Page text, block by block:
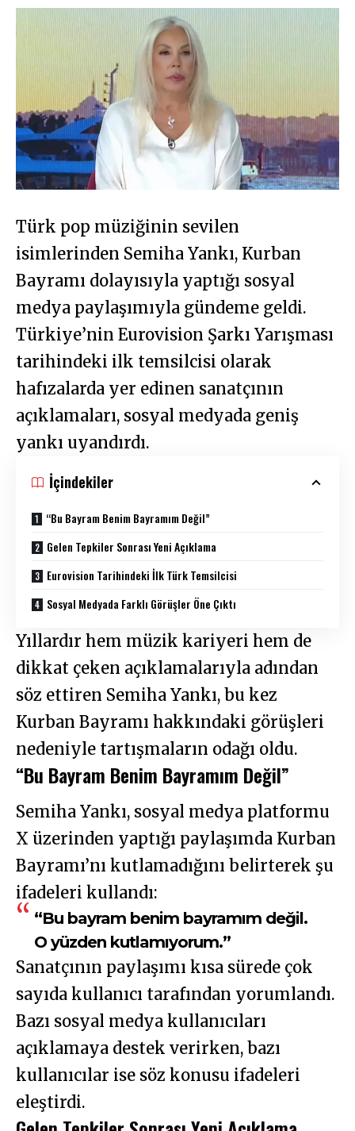
Türk pop müziğinin sevilen
isimlerinden Semiha Yankı, Kurban
Bayramı dolayısıyla yaptığı sosyal
medya paylaşımıyla gündeme geldi.
Türkiye’nin Eurovision Şarkı Yarışması
tarihindeki ilk temsilcisi olarak
hafızalarda yer edinen sanatçının
açıklamaları, sosyal medyada geniş
yankı uyandırdı.
İçindekiler
“Bu Bayram Benim Bayramım Değil”
Gelen Tepkiler Sonrası Yeni Açıklama
Eurovision Tarihindeki İlk Türk Temsilcisi
Sosyal Medyada Farklı Görüşler Öne Çıktı
Yıllardır hem müzik kariyeri hem de
dikkat çeken açıklamalarıyla adından
söz ettiren Semiha Yankı, bu kez
Kurban Bayramı hakkındaki görüşleri
nedeniyle tartışmaların odağı oldu.
“Bu Bayram Benim Bayramım Değil”
Semiha Yankı, sosyal medya platformu
X üzerinden yaptığı paylaşımda Kurban
Bayramı’nı kutlamadığını belirterek şu
ifadeleri kullandı:
“Bu bayram benim bayramım değil.
O yüzden kutlamıyorum.”
Sanatçının paylaşımı kısa sürede çok
sayıda kullanıcı tarafından yorumlandı.
Bazı sosyal medya kullanıcıları
açıklamaya destek verirken, bazı
kullanıcılar ise söz konusu ifadeleri
eleştirdi.